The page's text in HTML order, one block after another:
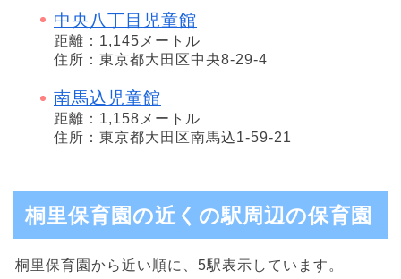
中央八丁目児童館
距離：1,145メートル
住所：東京都大田区中央8-29-4
南馬込児童館
距離：1,158メートル
住所：東京都大田区南馬込1-59-21
桐里保育園の近くの駅周辺の保育園
桐里保育園から近い順に、5駅表示しています。